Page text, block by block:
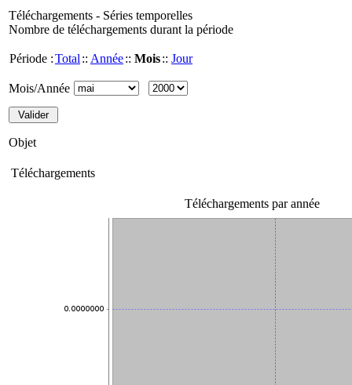
Téléchargements - Séries temporelles
Nombre de téléchargements durant la période
Période :Total :: Année:: Mois:: Jour
Mois/Année
Objet
Téléchargements
Téléchargements par année